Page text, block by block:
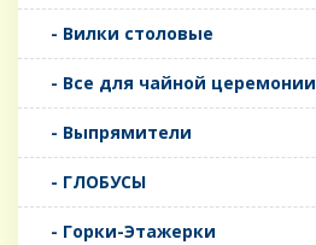
- Вилки столовые
- Все для чайной церемонии
- Выпрямители
- ГЛОБУСЫ
- Горки-Этажерки